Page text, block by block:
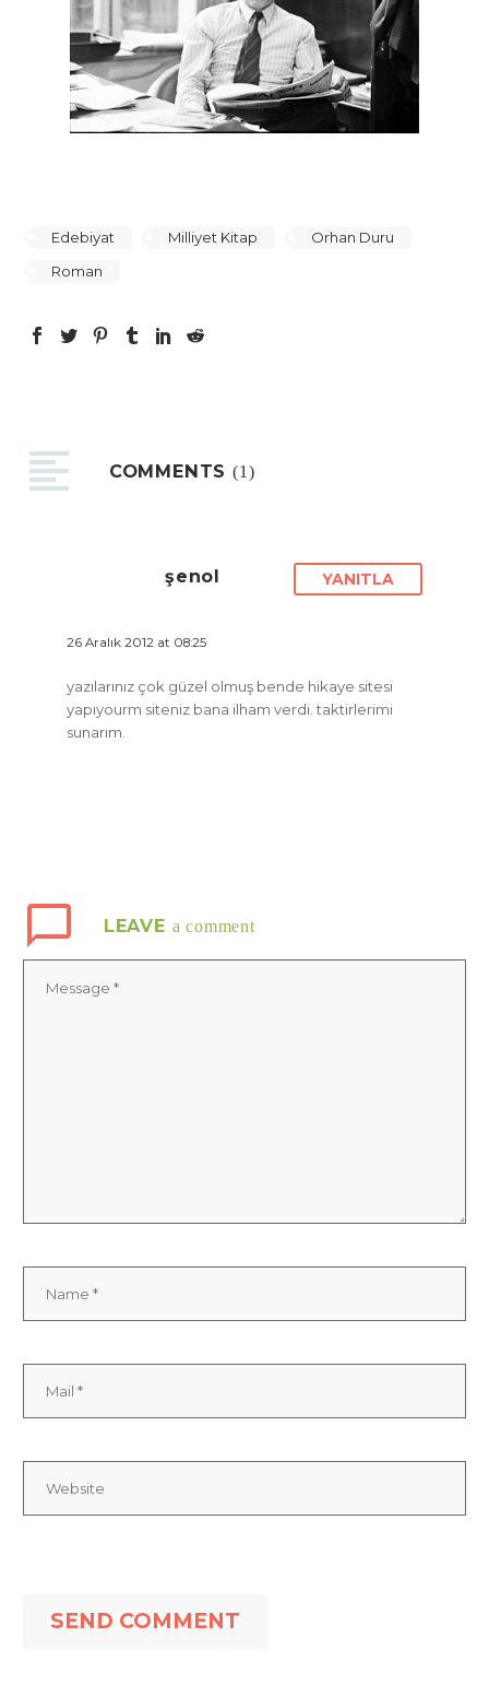
Edebiyat Milliyet Kitap
Orhan Duru
Roman
COMMENTS(1)
şenol
26 Aralık 2012 at 08:25
YANITLA
yazılarınız çok güzel olmuş bende hikaye sitesi
yapıyourm siteniz bana ilham verdi. taktirlerimi
sunarım.
LEAVE a comment
SEND COMMENT